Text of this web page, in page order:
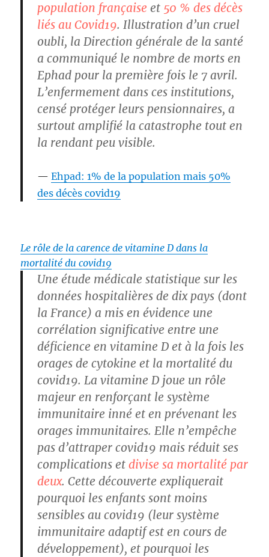
population française et 50 % des décès
liés au Covid19. Illustration d’un cruel
oubli, la Direction générale de la santé
a communiqué le nombre de morts en
Ephad pour la première fois le 7 avril.
L’enfermement dans ces institutions,
censé protéger leurs pensionnaires, a
surtout amplifié la catastrophe tout en
la rendant peu visible.
Ehpad: 1% de la population mais 50%
des décès covid19
Le rôle de la carence de vitamine D dans la
mortalité du covid19
Une étude médicale statistique sur les
données hospitalières de dix pays (dont
la France) a mis en évidence une
corrélation significative entre une
déficience en vitamine D et à la fois les
orages de cytokine et la mortalité du
covid19. La vitamine D joue un rôle
majeur en renforçant le système
immunitaire inné et en prévenant les
orages immunitaires. Elle n’empêche
pas d’attraper covid19 mais réduit ses
complications etdivise sa mortalité par
deux. Cette découverte expliquerait
pourquoi les enfants sont moins
sensibles au covid19 (leur système
immunitaire adaptif est en cours de
développement), et pourquoi les